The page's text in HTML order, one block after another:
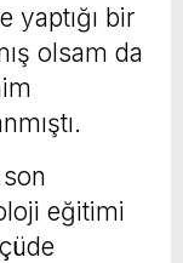
yaptığı bir
olsam da
eğitimi